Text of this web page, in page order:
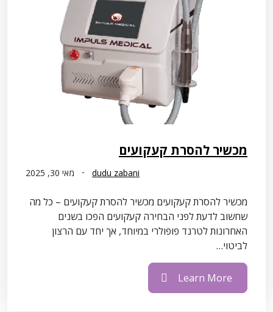
מכשיר להסרת קעקועים
מאי 30, 2025 dudu zabani
מכשיר להסרת קעקועים מכשיר להסרת קעקועים – כל מה
שחשוב לדעת לפני הבחירה קעקועים הפכו בשנים
האחרונות לטרנד פופולרי במיוחד, אך יחד עם הרצון
לביטוי…
Learn More